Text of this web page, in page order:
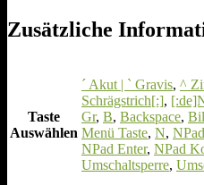
Zusätzliche
Taste
Auswählen
´ Akut | ` Gravis, ^
Schrägstrich[:],
Gr, B, Backspace,
Menü Taste, N,
NPad Enter, NPad
Umschaltsperre,